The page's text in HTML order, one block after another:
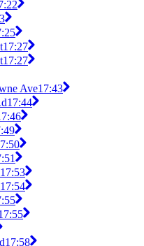
17:27
17:27
Ave17:43
17:44
17:53
17:54
17:58